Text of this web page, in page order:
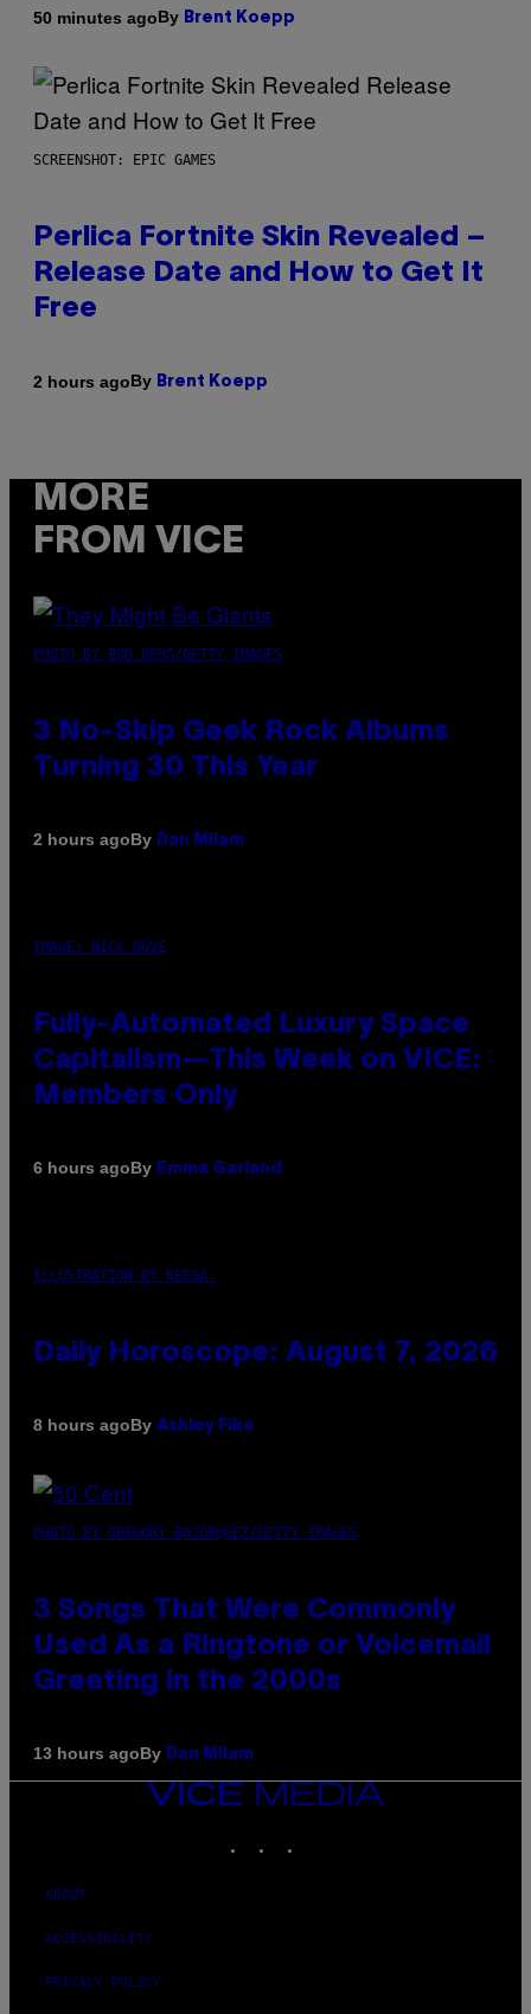
50 minutes agoBy Brent Koepp
SCREENSHOT: EPIC GAMES
Perlica Fortnite Skin Revealed –
Release Date and How to Get It
Free
2 hours agoBy Brent Koepp
MORE
FROM VICE
PHOTO BY BOB BERG/GETTY IMAGES
3 No-Skip Geek Rock Albums
Turning 30 This Year
2 hours agoBy Dan Milam
IMAGE: NICK DOVE
Fully-Automated Luxury Space
Capitalism—This Week on VICE:
Members Only
6 hours agoBy Emma Garland
ILLUSTRATION BY REESA.
Daily Horoscope: August 7, 2026
8 hours agoBy Ashley Fike
PHOTO BY GREGORY BOJORQUEZ/GETTY IMAGES
3 Songs That Were Commonly
Used As a Ringtone or Voicemail
Greeting in the 2000s
13 hours agoBy Dan Milam
VICE
MEDIA
ABOUT
ACCESSIBILITY
PRIVACY POLICY